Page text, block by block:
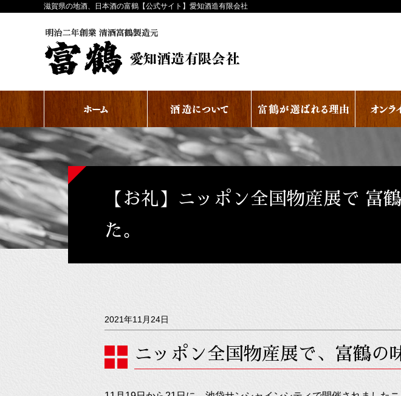
滋賀県の地酒、日本酒の富鶴【公式サイト】愛知酒造有限会社
【お礼】ニッポン全国物産展で 富
た。
2021年11月24日
ニッポン全国物産展で、富鶴の